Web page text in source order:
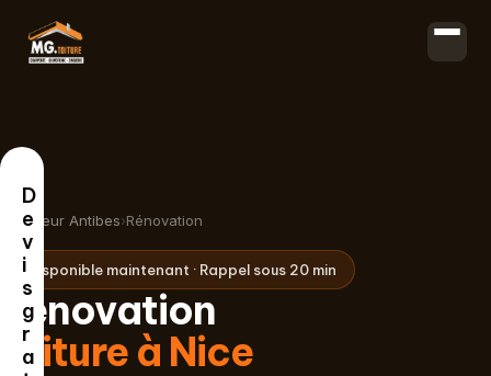
D
e
v
i
s
g
r
a
Couvreur Antibes›Rénovation
Disponible maintenant · Rappel sous 20 min
Rénovation
toiture à Nice